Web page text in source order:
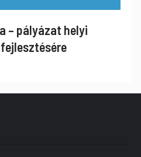
– pályázat helyi